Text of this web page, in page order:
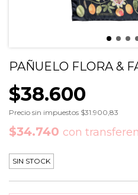
PAÑUELO FLORA &
$38.600
Precio sin impuestos $31.900,83
$34.740 con
SIN STOCK